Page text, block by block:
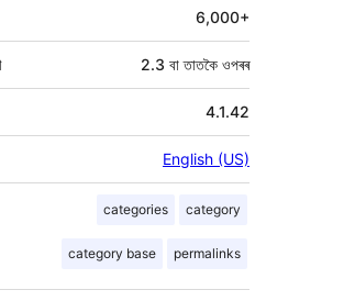
6,000+
2.3 বা তাতকৈ ওপৰৰ
4.1.42
English (US)
categories category
category base permalinks